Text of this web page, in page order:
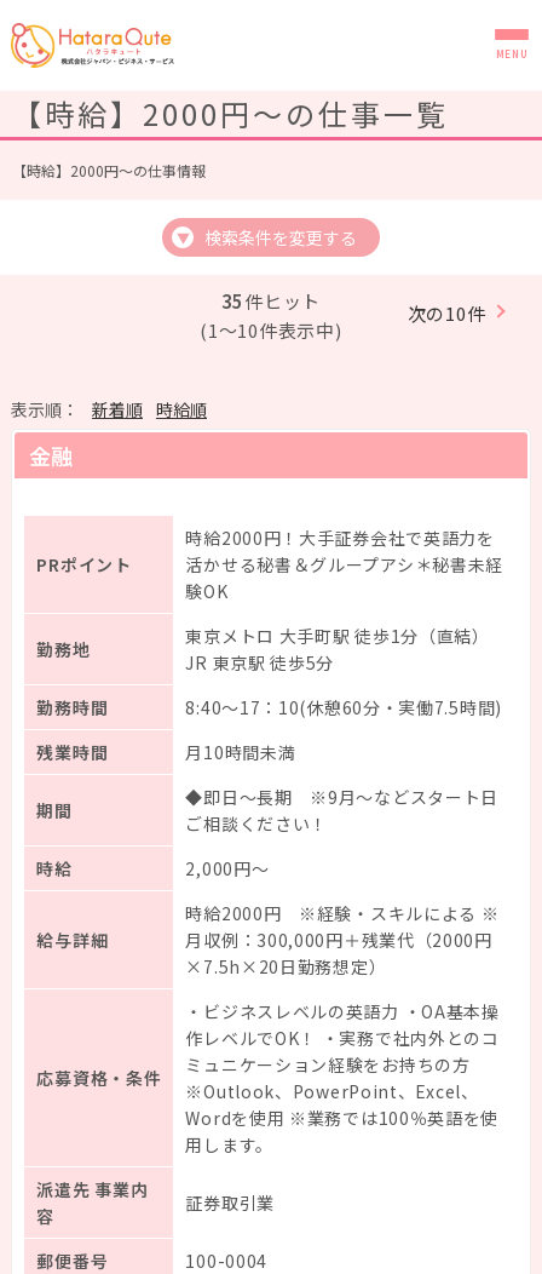
MENU
【時給】2000円～の仕事一覧
【時給】2000円～の仕事情報
▼ 検索条件を変更する
35件ヒット
(1～10件表示中)
次の10件
表示順： 新着順 時給順
金融
PRポイント
時給2000円！大手証券会社で英語力を
活かせる秘書＆グループアシ＊秘書未経
験OK
勤務地
東京メトロ 大手町駅 徒歩1分（直結）
JR 東京駅 徒歩5分
勤務時間
8:40～17：10(休憩60分・実働7.5時間)
残業時間
月10時間未満
期間
◆即日～長期 ※9月～などスタート日
ご相談ください！
時給
2,000円～
給与詳細
時給2000円 ※経験・スキルによる ※
月収例：300,000円＋残業代（2000円
×7.5h×20日勤務想定）
応募資格・条件
・ビジネスレベルの英語力 ・OA基本操
作レベルでOK！ ・実務で社内外とのコ
ミュニケーション経験をお持ちの方
※Outlook、PowerPoint、Excel、
Wordを使用 ※業務では100％英語を使
用します。
派遣先 事業内
容
証券取引業
郵便番号
100-0004